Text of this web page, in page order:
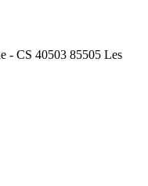
- CS 40503 85505 Les